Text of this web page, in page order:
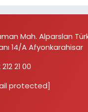
Mah. Alparslan
14/A Afyonkarahisar
21 00
protected]